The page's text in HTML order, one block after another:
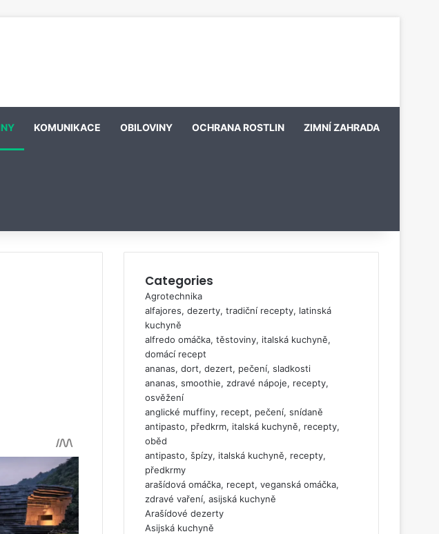
KOMUNIKACE OBILOVINY OCHRANA ROSTLIN ZIMNÍ ZAHRADA
Categories
Agrotechnika
alfajores, dezerty, tradiční recepty, latinská
kuchyně
alfredo omáčka, těstoviny, italská kuchyně,
domácí recept
ananas, dort, dezert, pečení, sladkosti
ananas, smoothie, zdravé nápoje, recepty,
osvěžení
anglické muffiny, recept, pečení, snídaně
antipasto, předkrm, italská kuchyně, recepty,
oběd
antipasto, špízy, italská kuchyně, recepty,
předkrmy
arašídová omáčka, recept, veganská omáčka,
zdravé vaření, asijská kuchyně
Arašídové dezerty
Asijská kuchyně